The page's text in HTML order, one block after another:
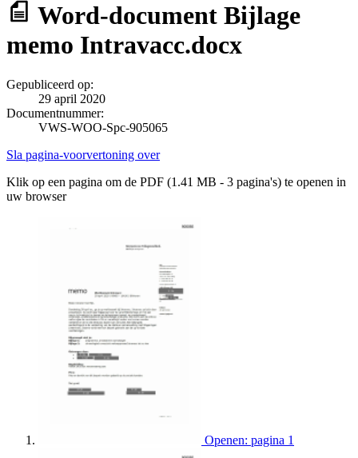
Word-document Bijlage
memo Intravacc.docx
Gepubliceerd op:
29 april 2020
Documentnummer:
VWS-WOO-Spc-905065
Sla pagina-voorvertoning over
Klik op een pagina om de PDF (1.41 MB - 3 pagina's) te openen in
uw browser
Openen: pagina 1